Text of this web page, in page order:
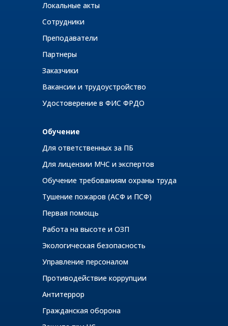
Экологическая безопасность
Антитеррор
Противодействие коррупции
Гражданская оборона
Управление персоналом
Обучение
Для ответственных за ПБ
Тушение пожаров (АСФ и ПСФ)
Первая помощь
Работа на высоте и ОЗП
Для лицензии МЧС и экспертов
Обучение требованиям охраны труда
Преподаватели
Партнеры
Заказчики
Вакансии и трудоустройство
Удостоверение в ФИС ФРДО
Локальные акты
Сотрудники